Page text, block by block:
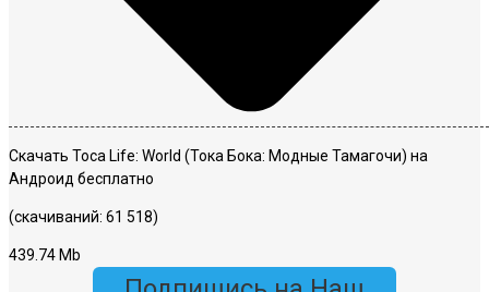
Скачать Toca Life: World (Тока Бока: Модные Тамагочи) на
Андроид бесплатно
(скачиваний: 61 518)
439.74 Mb